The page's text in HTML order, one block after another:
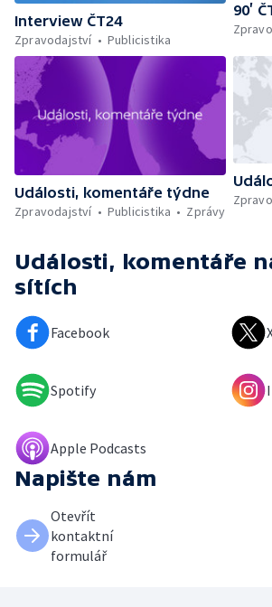
Interview ČT24
Zpravodajství
Publicistika
90’
Události, komentáře týdne
Zpravodajství
Publicistika Zprávy
Události, komentáře
sítích
Facebook
Spotify
Apple Podcasts
Napište nám
Otevřít
kontaktní
formulář